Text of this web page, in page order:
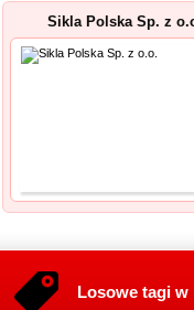
Sikla Polska Sp. z
Losowe tagi w